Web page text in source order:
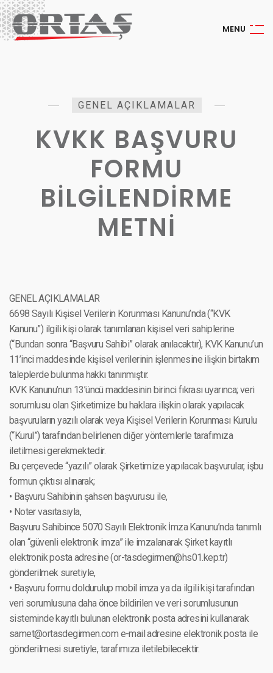
MENU
GENEL AÇIKLAMALAR
KVKK BAŞVURU
FORMU
BİLGİLENDİRME
METNİ
GENEL AÇIKLAMALAR
6698 Sayılı Kişisel Verilerin Korunması Kanunu’nda (“KVK
Kanunu”) ilgili kişi olarak tanımlanan kişisel veri sahiplerine
(“Bundan sonra “Başvuru Sahibi” olarak anılacaktır), KVK Kanunu’un
11’inci maddesinde kişisel verilerinin işlenmesine ilişkin birtakım
taleplerde bulunma hakkı tanınmıştır.
KVK Kanunu’nun 13’üncü maddesinin birinci fıkrası uyarınca; veri
sorumlusu olan Şirketimize bu haklara ilişkin olarak yapılacak
başvuruların yazılı olarak veya Kişisel Verilerin Korunması Kurulu
(“Kurul”) tarafından belirlenen diğer yöntemlerle tarafımıza
iletilmesi gerekmektedir.
Bu çerçevede “yazılı” olarak Şirketimize yapılacak başvurular, işbu
formun çıktısı alınarak;
• Başvuru Sahibinin şahsen başvurusu ile,
• Noter vasıtasıyla,
Başvuru Sahibince 5070 Sayılı Elektronik İmza Kanunu’nda tanımlı
olan “güvenli elektronik imza” ile imzalanarak Şirket kayıtlı
elektronik posta adresine (or-tasdegirmen@hs01.kep.tr)
gönderilmek suretiyle,
• Başvuru formu doldurulup mobil imza ya da ilgili kişi tarafından
veri sorumlusuna daha önce bildirilen ve veri sorumlusunun
sisteminde kayıtlı bulunan elektronik posta adresini kullanarak
samet@ortasdegirmen.com e-mail adresine elektronik posta ile
gönderilmesi suretiyle, tarafımıza iletilebilecektir.